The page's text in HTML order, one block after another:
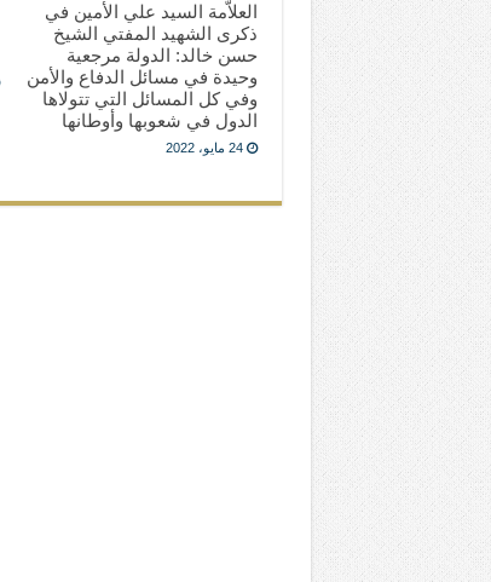
العلاّمة السيد علي الأمين في
ذكرى الشهيد المفتي الشيخ
حسن خالد: الدولة مرجعية
وحيدة في مسائل الدفاع والأمن
وفي كل المسائل التي تتولاها
الدول في شعوبها وأوطانها
24 مايو، 2022